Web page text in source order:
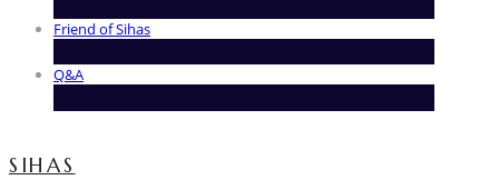
Friend of Sihas
Q&A
SIHAS